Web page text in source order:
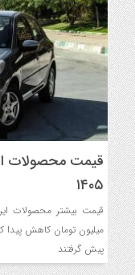
۱۴۰۵
میلیون تومان کاهش پیدا
پیش گرفتند